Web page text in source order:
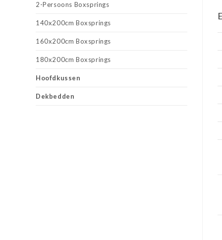
2-Persoons Boxsprings
140x200cm Boxsprings
160x200cm Boxsprings
180x200cm Boxsprings
Hoofdkussen
Dekbedden